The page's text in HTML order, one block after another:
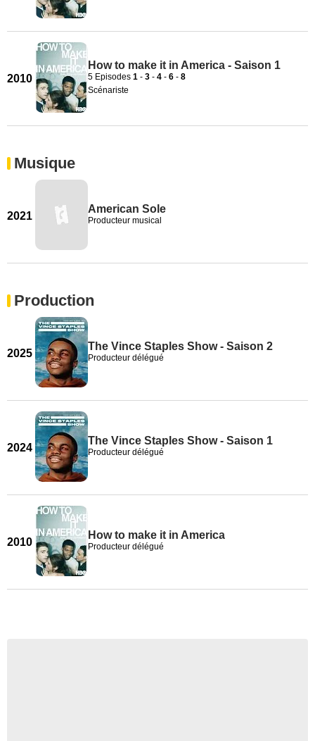
2010
How to make it in America - Saison 1
5 Episodes 1 - 3 - 4 - 6 - 8
Scénariste
Musique
2021
American Sole
Producteur musical
Production
2025
The Vince Staples Show - Saison 2
Producteur délégué
2024
The Vince Staples Show - Saison 1
Producteur délégué
2010
How to make it in America
Producteur délégué